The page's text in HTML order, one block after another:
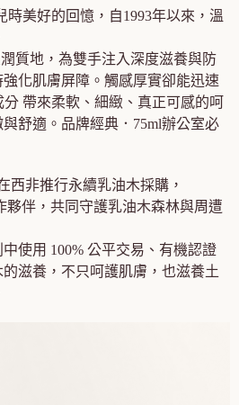
約使用本公司帳單繳交帳款。
期」之契約關係目的，商店將以您的個人
提供予台灣大哥大進項蒐集、處理及利用，
所需資料之確認、核對及更正。
下連結：https://oppay.tw/userRule
取消之訂單仍視為有效，需透過AFTEE先享
享後付 」之結帳頁面顯示為準，若有關於
退款等相關疑問，請聯繫「AFTEE先享後付
support/home
司提供之「AFTEE先享後付」服務完成之交
供個人資料，並將交易相關給付款項請求債
。
法定代理人或監護人之同意方可使用
意申辦者引起之損失，本公司不負相關責
，將依據個別帳號之用戶狀況，依本公司即
仍有額度不足之情形，本公司將視審查結果
用他人資訊註冊。若發現惡意使用之情形，
含以上)免運費
旁) 即日起不提供京站紙袋，取件時
可現場詢問
時美好的回憶，自1993年以來，溫
質地，為雙手注入深度滋養與防
化肌膚屏障。觸感厚實卻能迅速
分 帶來柔軟、細緻、真正可感的呵
舒適。品牌經典．75ml辦公室必
西非推行永續乳油木採購，
夥伴，共同守護乳油木森林與周遭
使用 100% 公平交易、有機認證
滋養，不只呵護肌膚，也滋養土